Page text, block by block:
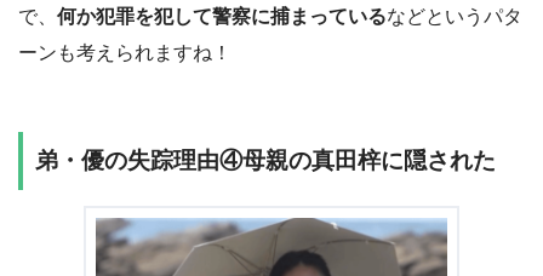
で、 何か犯罪を犯して警察に捕まっているなどというパタ
ーンも考えられますね！
弟・優の失踪理由④母親の真田梓に隠された